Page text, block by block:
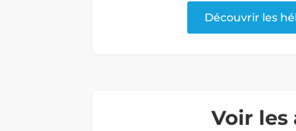
Découvrir les
Voir